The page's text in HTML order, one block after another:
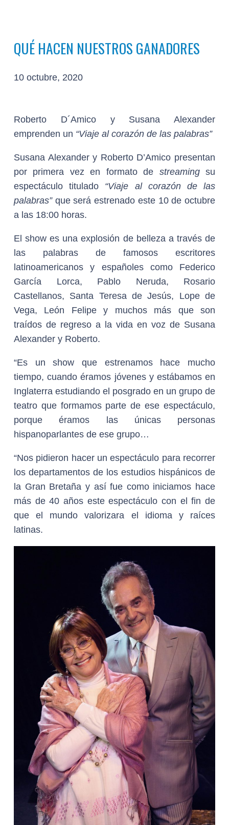
QUÉ HACEN NUESTROS GANADORES
10 octubre, 2020
Roberto D´Amico y Susana Alexander
emprenden un “Viaje al corazón de las palabras”
Susana Alexander y Roberto D’Amico presentan
por primera vez en formato de streamingsu
espectáculo titulado “Viaje al corazón de las
palabras”que será estrenado este 10 de octubre
a las 18:00 horas.
El show es una explosión de belleza a través de
las palabras de famosos escritores
latinoamericanos y españoles como Federico
García Lorca, Pablo Neruda, Rosario
Castellanos, Santa Teresa de Jesús, Lope de
Vega, León Felipe y muchos más que son
traídos de regreso a la vida en voz de Susana
Alexander y Roberto.
“Es un show que estrenamos hace mucho
tiempo, cuando éramos jóvenes y estábamos en
Inglaterra estudiando el posgrado en un grupo de
teatro que formamos parte de ese espectáculo,
porque éramos las únicas personas
hispanoparlantes de ese grupo…
“Nos pidieron hacer un espectáculo para recorrer
los departamentos de los estudios hispánicos de
la Gran Bretaña y así fue como iniciamos hace
más de 40 años este espectáculo con el fin de
que el mundo valorizara el idioma y raíces
latinas.